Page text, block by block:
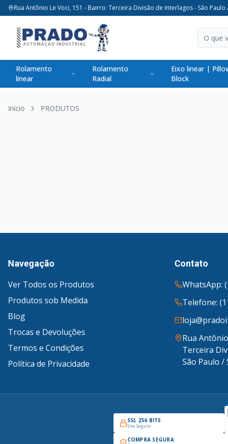
Rua Antônio Le Voci, 151 - Bairro: Terceira Divisão de Interlagos - São Paulo /
Rolamento
linear
Rolamento
Radial
Eixo linear |
Block
Início PRODUTOS
Navegação
Ver Todos os Produtos
Produtos sob Medida
Blog
Trocas e Devoluções
Termos e Condições
Política de Privacidade
Contato
WhatsApp:
Telefone:
Rua
Terceira
São Paulo /
SSL 256 BITS
Site Seguro
COMPRA SEGURA